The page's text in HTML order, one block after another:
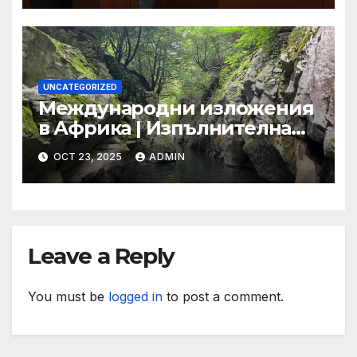
подписването на Устава на
ООН
UNCATEGORIZED
Международни изложения
в Африка | Изпълнителна
агенция за насърчаване на
малките и средните
предприятия
OCT 23, 2025 ADMIN
Leave a Reply
You must be logged in to post a comment.